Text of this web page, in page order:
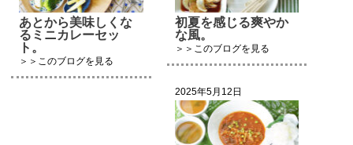
あとから美味しくな
るミニカレーセッ
ト。
＞＞このブログを見る
初夏を感じる爽やか
な風。
＞＞このブログを見る
2025年5月12日